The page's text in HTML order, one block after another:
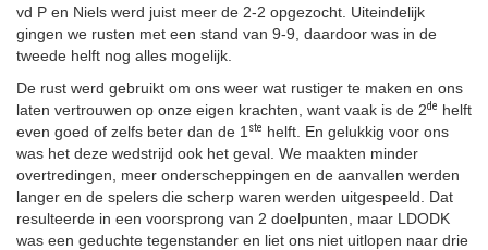
vd P en Niels werd juist meer de 2-2 opgezocht. Uiteindelijk
gingen we rusten met een stand van 9-9, daardoor was in de
tweede helft nog alles mogelijk.
De rust werd gebruikt om ons weer wat rustiger te maken en ons
laten vertrouwen op onze eigen krachten, want vaak is de 2de helft
even goed of zelfs beter dan de 1 ste helft. En gelukkig voor ons
was het deze wedstrijd ook het geval. We maakten minder
overtredingen, meer onderscheppingen en de aanvallen werden
langer en de spelers die scherp waren werden uitgespeeld. Dat
resulteerde in een voorsprong van 2 doelpunten, maar LDODK
was een geduchte tegenstander en liet ons niet uitlopen naar drie